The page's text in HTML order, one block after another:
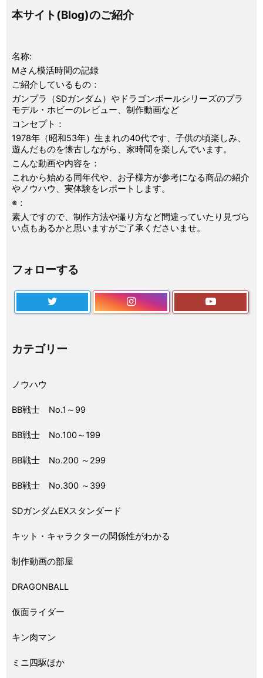
本サイト(Blog)のご紹介
名称:
Mさん模活時間の記録
ご紹介しているもの：
ガンプラ（SDガンダム）やドラゴンボールシリーズのプラ
モデル・ホビーのレビュー、制作動画など
コンセプト：
1978年（昭和53年）生まれの40代です、子供の頃楽しみ、
遊んだものを懐古しながら、家時間を楽しんでいます。
こんな動画や内容を：
これから始める同年代や、お子様方が参考になる商品の紹介
やノウハウ、実体験をレポートします。
※：
素人ですので、制作方法や撮り方など間違っていたり見づら
い点もあるかと思いますがご了承くださいませ。
フォローする
カテゴリー
ノウハウ
BB戦士 No.1～99
BB戦士 No.100～199
BB戦士 No.200 ～299
BB戦士 No.300 ～399
SDガンダムEXスタンダード
キット・キャラクターの関係性がわかる
制作動画の部屋
DRAGONBALL
仮面ライダー
キン肉マン
ミニ四駆ほか